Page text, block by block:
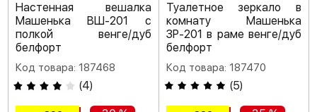
Настенная вешалка
Машенька ВШ-201 с
полкой венге/дуб
белфорт
Код товара: 187468
(4)
Туалетное зеркало в
комнату Машенька
ЗР-201 в раме венге/дуб
белфорт
Код товара: 187470
(5)